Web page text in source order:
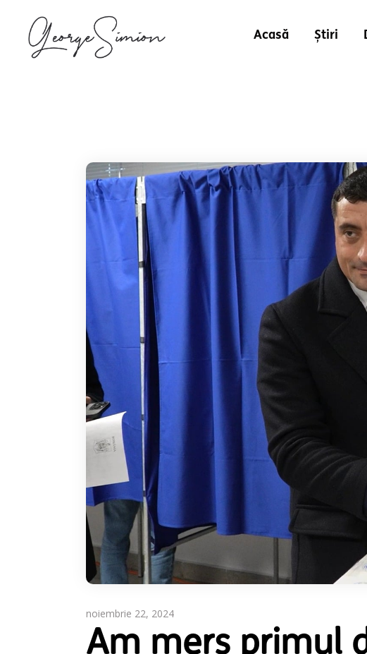
Acasă Știri
noiembrie 22, 2024
Am mers primul